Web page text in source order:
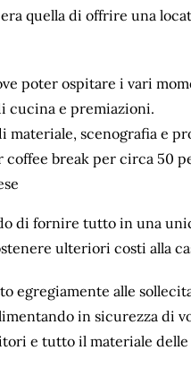
quella di offrire una
poter ospitare i vari
cucina e premiazioni.
materiale, scenografia e
coffee break per circa 50
di fornire tutto in una
ulteriori costi alla
egregiamente alle
in sicurezza di
e tutto il materiale